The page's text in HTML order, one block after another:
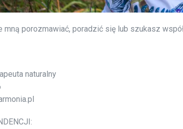
porozmawiać, poradzić się lub szukasz
naturalny